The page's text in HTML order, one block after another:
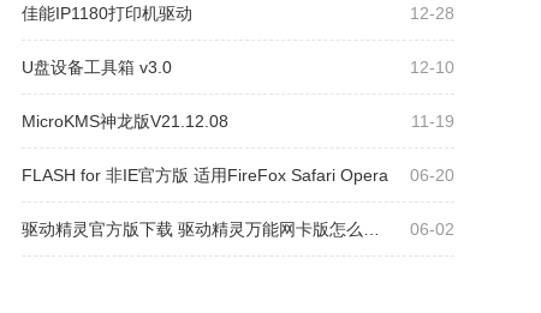
12-28
佳能IP1180打印机驱动
12-10
U盘设备工具箱 v3.0
11-19
MicroKMS神龙版V21.12.08
06-20
FLASH for 非IE官方版 适用FireFox Safari Opera
06-02